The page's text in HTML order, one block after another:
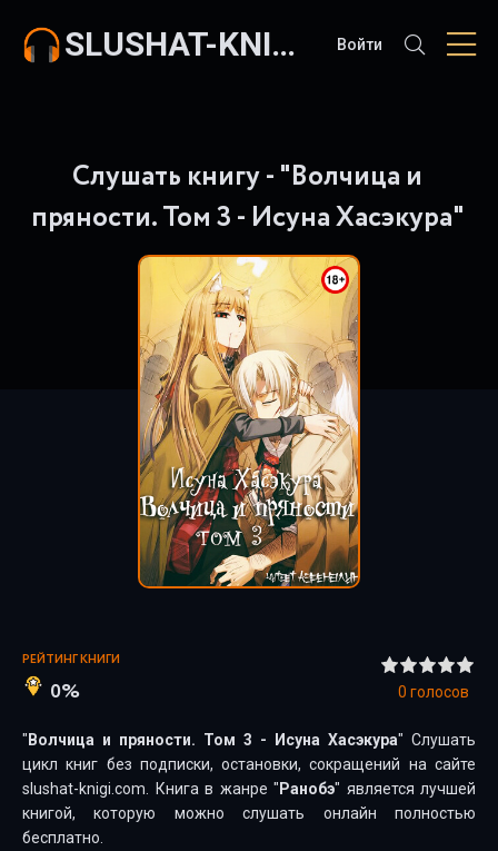
SLUSHAT-KNIGI.COM Войти
Слушать книгу - "Волчица и
пряности. Том 3 - Исуна Хасэкура"
РЕЙТИНГ КНИГИ
0% 0 голосов
" Волчица и пряности. Том 3 - Исуна Хасэкура" Слушать
цикл книг без подписки, остановки, сокращений на сайте
slushat-knigi.com. Книга в жанре " Ранобэ" является лучшей
книгой, которую можно слушать онлайн полностью
бесплатно.